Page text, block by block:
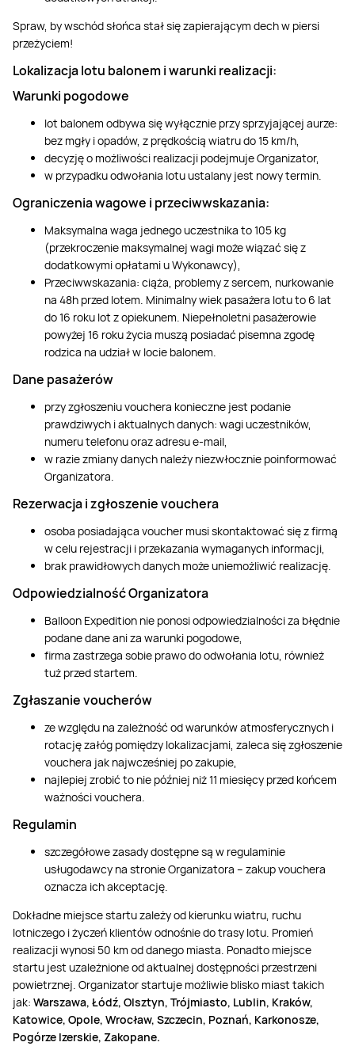
Spraw, by wschód słońca stał się zapierającym dech w piersi
przeżyciem!
Lokalizacja lotu balonem i warunki realizacji:
Warunki pogodowe
lot balonem odbywa się wyłącznie przy sprzyjającej aurze:
bez mgły i opadów, z prędkością wiatru do 15 km/h,
decyzję o możliwości realizacji podejmuje Organizator,
w przypadku odwołania lotu ustalany jest nowy termin.
Ograniczenia wagowe i przeciwwskazania:
Maksymalna waga jednego uczestnika to 105 kg
(przekroczenie maksymalnej wagi może wiązać się z
dodatkowymi opłatami u Wykonawcy),
Przeciwwskazania: ciąża, problemy z sercem, nurkowanie
na 48h przed lotem. Minimalny wiek pasażera lotu to 6 lat
do 16 roku lot z opiekunem. Niepełnoletni pasażerowie
powyżej 16 roku życia muszą posiadać pisemna zgodę
rodzica na udział w locie balonem.
Dane pasażerów
przy zgłoszeniu vouchera konieczne jest podanie
prawdziwych i aktualnych danych: wagi uczestników,
numeru telefonu oraz adresu e-mail,
w razie zmiany danych należy niezwłocznie poinformować
Organizatora.
Rezerwacja i zgłoszenie vouchera
osoba posiadająca voucher musi skontaktować się z firmą
w celu rejestracji i przekazania wymaganych informacji,
brak prawidłowych danych może uniemożliwić realizację.
Odpowiedzialność Organizatora
Balloon Expedition nie ponosi odpowiedzialności za błędnie
podane dane ani za warunki pogodowe,
firma zastrzega sobie prawo do odwołania lotu, również
tuż przed startem.
Zgłaszanie voucherów
ze względu na zależność od warunków atmosferycznych i
rotację załóg pomiędzy lokalizacjami, zaleca się zgłoszenie
vouchera jak najwcześniej po zakupie,
najlepiej zrobić to nie później niż 11 miesięcy przed końcem
ważności vouchera.
Regulamin
szczegółowe zasady dostępne są w regulaminie
usługodawcy na stronie Organizatora – zakup vouchera
oznacza ich akceptację.
Dokładne miejsce startu zależy od kierunku wiatru, ruchu
lotniczego i życzeń klientów odnośnie do trasy lotu. Promień
realizacji wynosi 50 km od danego miasta. Ponadto miejsce
startu jest uzależnione od aktualnej dostępności przestrzeni
powietrznej. Organizator startuje możliwie blisko miast takich
jak: Warszawa, Łódź, Olsztyn, Trójmiasto, Lublin, Kraków,
Katowice, Opole, Wrocław, Szczecin, Poznań, Karkonosze,
Pogórze Izerskie, Zakopane.